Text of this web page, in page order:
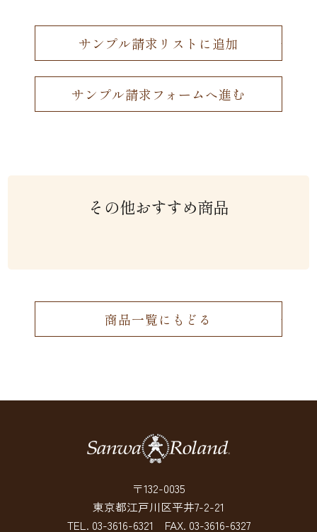
サンプル請求リストに追加
サンプル請求フォームへ進む
その他おすすめ商品
商品一覧にもどる
〒132-0035
東京都江戸川区平井7-2-21
TEL. 03-3616-6321 FAX. 03-3616-6327